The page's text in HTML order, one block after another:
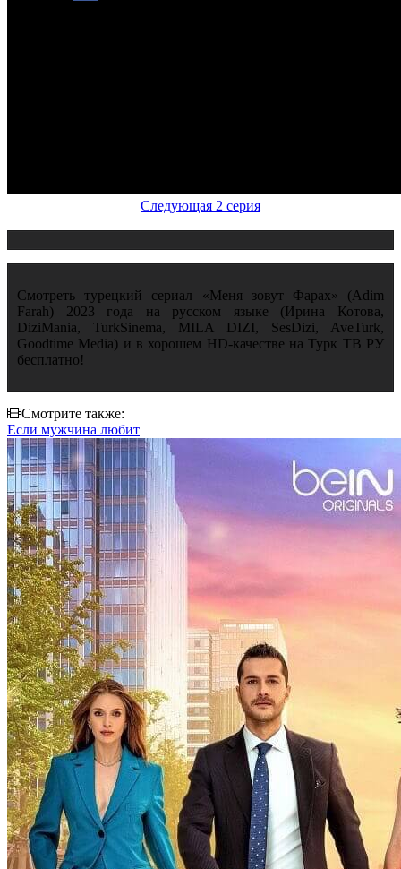
Следующая 2 серия
Смотреть турецкий сериал «Меня зовут Фарах» (Adim
Farah) 2023 года на русском языке (Ирина Котова,
DiziMania, TurkSinema, MILA DIZI, SesDizi, AveTurk,
Goodtime Media) и в хорошем HD-качестве на Турк ТВ РУ
бесплатно!
Смотрите также:
Если мужчина любит